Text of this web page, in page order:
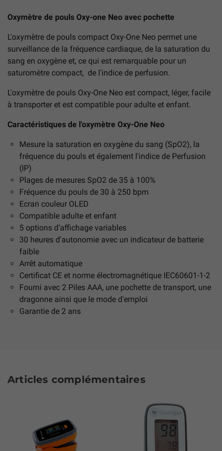
Oxymètre de pouls Oxy-one Neo avec pochette
L'oxymètre de pouls compact Oxy-One Neo permet une
surveillance de la fréquence cardiaque, de la saturation du
sang en oxygène et, ce qui est remarquable pour un
saturomètre compact, de l'indice de perfusion.
L'oxymètre de pouls Oxy-One Neo est compact, léger, facile
à transporter et est compatible pour adulte et enfant.
Caractéristiques de l'oxymètre Oxy-One Neo
Mesure la saturation en oxygène du sang (SpO2), la
fréquence du pouls et également l'indice de Perfusion
(IP)
Plages de mesures SpO2 de 35 à 100%
Fréquence du pouls de 30 à 250 bpm
Ecran couleur OLED
Compatible adulte et enfant
5 options d’affichage variables
30 heures d'autonomie avec un indicateur de batterie
faible
Arrêt automatique
Certificat CE et norme électromagnétique IEC60601-1-2
Fourni avec 2 Piles AAA, une pochette de transport, une
dragonne ainsi que le mode d'emploi
Garantie de 2 ans
Articles complémentaires